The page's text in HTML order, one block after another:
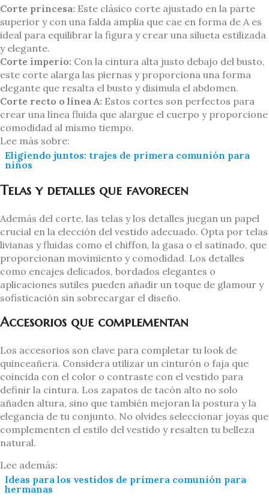
Corte princesa: Este clásico corte ajustado en la parte
superior y con una falda amplia que cae en forma de A es
ideal para equilibrar la figura y crear una silueta estilizada
y elegante.
Corte imperio: Con la cintura alta justo debajo del busto,
este corte alarga las piernas y proporciona una forma
elegante que resalta el busto y disimula el abdomen.
Corte recto o línea A: Estos cortes son perfectos para
crear una línea fluida que alargue el cuerpo y proporcione
comodidad al mismo tiempo.
Lee más sobre:
Eligiendo juntos: trajes de primera comunión para
niños
Telas y detalles que favorecen
Además del corte, las telas y los detalles juegan un papel
crucial en la elección del vestido adecuado. Opta por telas
livianas y fluidas como el chiffon, la gasa o el satinado, que
proporcionan movimiento y comodidad. Los detalles
como encajes delicados, bordados elegantes o
aplicaciones sutiles pueden añadir un toque de glamour y
sofisticación sin sobrecargar el diseño.
Accesorios que complementan
Los accesorios son clave para completar tu look de
quinceañera. Considera utilizar un cinturón o faja que
coincida con el color o contraste con el vestido para
definir la cintura. Los zapatos de tacón alto no solo
añaden altura, sino que también mejoran la postura y la
elegancia de tu conjunto. No olvides seleccionar joyas que
complementen el estilo del vestido y resalten tu belleza
natural.
Lee además:
Ideas para los vestidos de primera comunión para
hermanas